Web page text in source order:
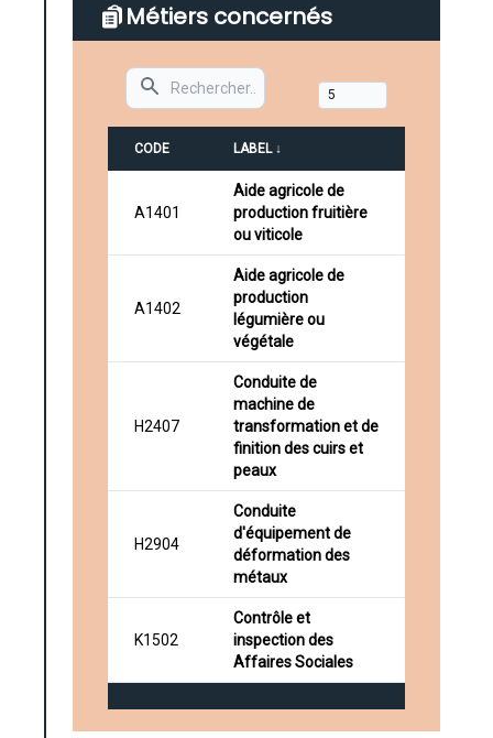
Métiers concernés
Search
CODE LABEL ↓
A1401
Aide agricole de
production fruitière
ou viticole
A1402
Aide agricole de
production
légumière ou
végétale
H2407
Conduite de
machine de
transformation et de
finition des cuirs et
peaux
H2904
Conduite
d'équipement de
déformation des
métaux
K1502
Contrôle et
inspection des
Affaires Sociales